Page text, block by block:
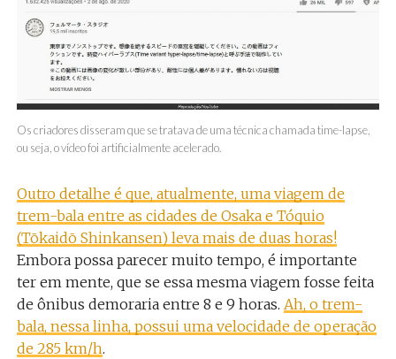
Os criadores disseram que se tratava de uma técnica chamada time-lapse,
ou seja, o vídeo foi artificialmente acelerado.
Outro detalhe é que, atualmente, uma viagem de
trem-bala entre as cidades de Osaka e Tóquio
(Tōkaidō Shinkansen) leva mais de duas horas!
Embora possa parecer muito tempo, é importante
ter em mente, que se essa mesma viagem fosse feita
de ônibus demoraria entre 8 e 9 horas. Ah, o trem-
bala, nessa linha, possui uma velocidade de operação
de 285 km/h.